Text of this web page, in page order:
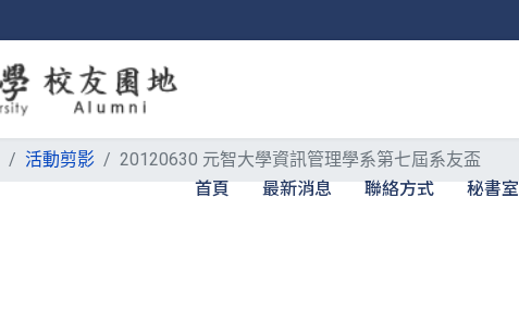
首頁 最新消息 聯絡方式 秘書室
活動剪影 20120630 元智大學資訊管理學系第七屆系友盃